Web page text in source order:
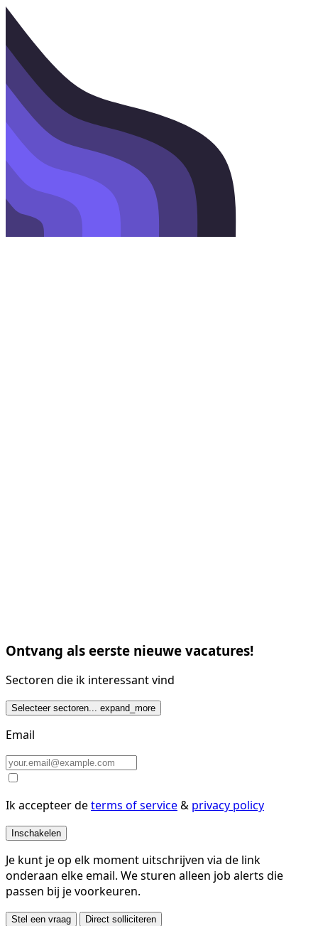
Ontvang als eerste nieuwe vacatures!
Sectoren die ik interessant vind
Selecteer sectoren... expand_more
Email
Ik accepteer determs of service& privacy policy
Inschakelen
Je kunt je op elk moment uitschrijven via de link
onderaan elke email. We sturen alleen job alerts die
passen bij je voorkeuren.
Stel een vraag Direct solliciteren